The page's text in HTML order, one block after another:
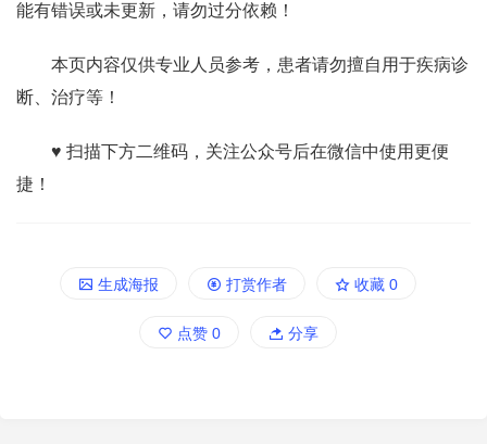
能有错误或未更新，请勿过分依赖！
本页内容仅供专业人员参考，患者请勿擅自用于疾病诊
断、治疗等！
♥ 扫描下方二维码，关注公众号后在微信中使用更便
捷！
生成海报 打赏作者 收藏 0
点赞 0 分享